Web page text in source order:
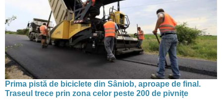
Prima pistă de biciclete din Sâniob, aproape de final.
Traseul trece prin zona celor peste 200 de pivnițe